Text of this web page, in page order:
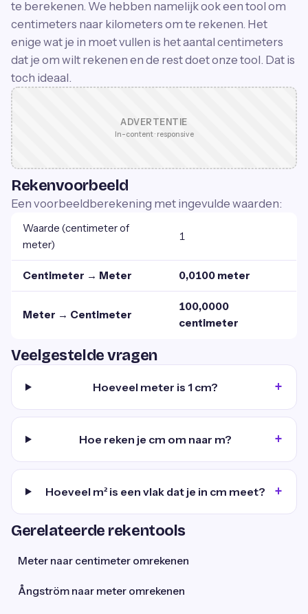
te berekenen. We hebben namelijk ook een tool om
centimeters naar kilometers om te rekenen. Het
enige wat je in moet vullen is het aantal centimeters
dat je om wilt rekenen en de rest doet onze tool. Dat is
toch ideaal.
ADVERTENTIE
In-content · responsive
Rekenvoorbeeld
Een voorbeeldberekening met ingevulde waarden:
Waarde (centimeter of
meter)
1
Centimeter → Meter 0,0100 meter
Meter → Centimeter
100,0000
centimeter
Veelgestelde vragen
Hoeveel meter is 1 cm?
Hoe reken je cm om naar m?
Hoeveel m² is een vlak dat je in cm meet?
Gerelateerde rekentools
Meter naar centimeter omrekenen
Ångström naar meter omrekenen